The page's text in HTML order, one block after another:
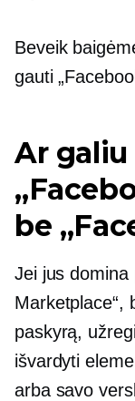
Beveik
gauti
Ar
be
Jei jus domina
Marketplace“,
paskyrą,
išvardyti
arba savo